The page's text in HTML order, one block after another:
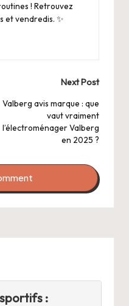
! Retrouvez
et vendredis. ✨
Next Post
Valberg avis marque : que
vaut vraiment
l’électroménager Valberg
en 2025 ?
: